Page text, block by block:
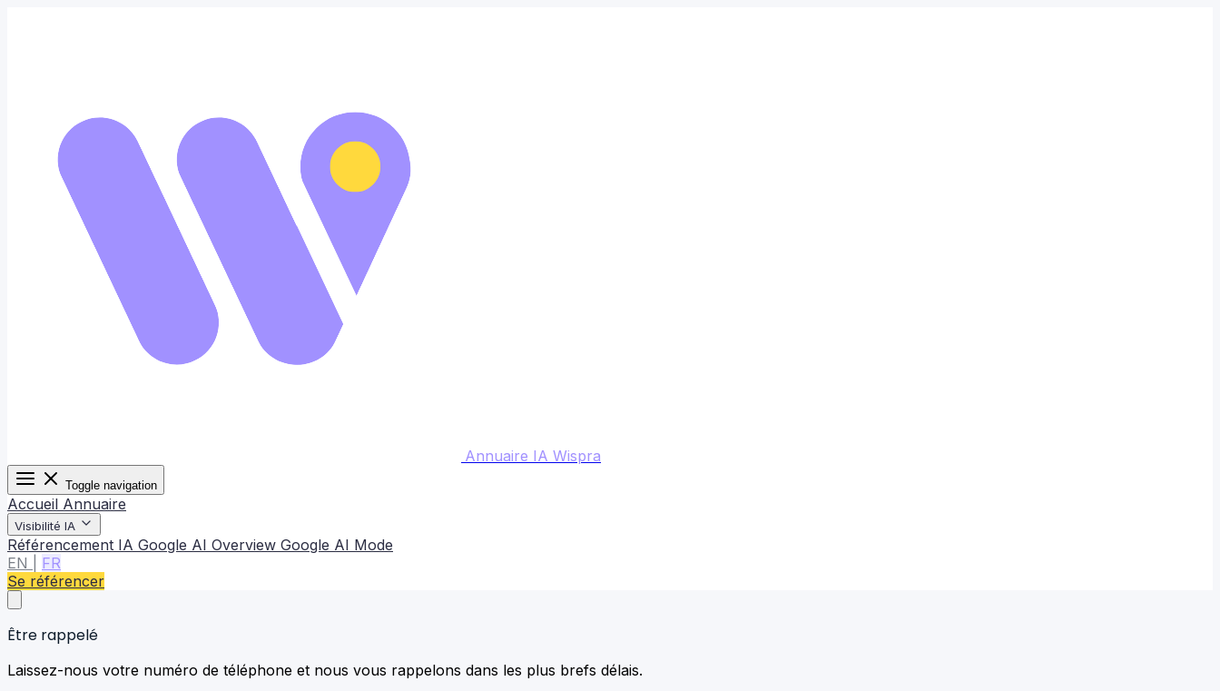
Annuaire IA Wispra
Toggle navigation
Accueil Annuaire
Visibilité IA
Référencement IA Google AI Overview Google AI Mode
EN
FR
Se référencer
Être rappelé
Laissez-nous votre numéro de téléphone et nous vous rappelons dans les plus brefs délais.